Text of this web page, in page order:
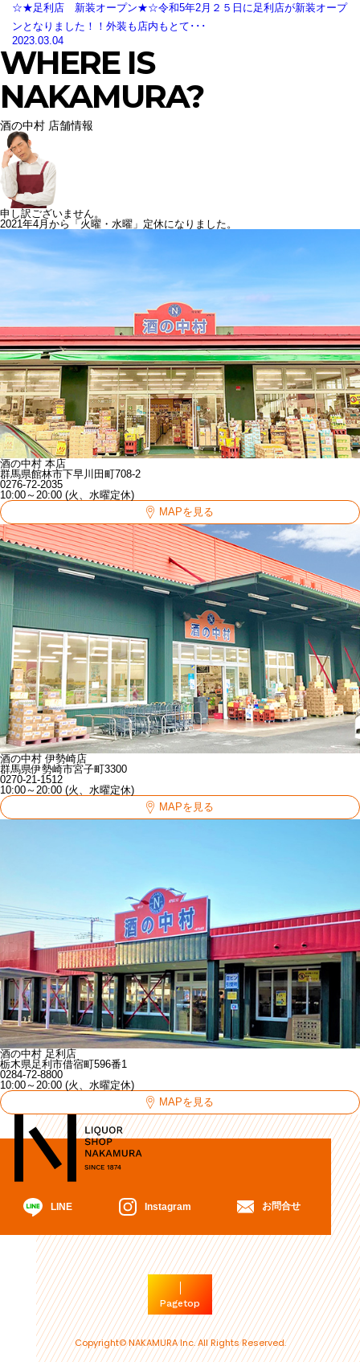
☆★足利店 新装オープン★☆令和5年2月２５日に足利店が新装オープ
ンとなりました！！外装も店内もとて･･･
2023.03.04
WHERE IS
NAKAMURA?
酒の中村 店舗情報
申し訳ございません。
2021年4月から「火曜・水曜」定休になりました。
酒の中村 本店
群馬県館林市下早川田町708-2
0276-72-2035
10:00～20:00 (火、水曜定休)
MAPを見る
酒の中村 伊勢崎店
群馬県伊勢崎市宮子町3300
0270-21-1512
10:00～20:00 (火、水曜定休)
MAPを見る
酒の中村 足利店
栃木県足利市借宿町596番1
0284-72-8800
10:00～20:00 (火、水曜定休)
MAPを見る
LINE Instagram お問合せ
Pagetop
Copyright© NAKAMURA Inc. All Rights Reserved.